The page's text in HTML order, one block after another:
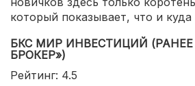
который показывает, что и
БКС МИР ИНВЕСТИЦИЙ (РАНЕЕ
БРОКЕР»)
Рейтинг: 4.5